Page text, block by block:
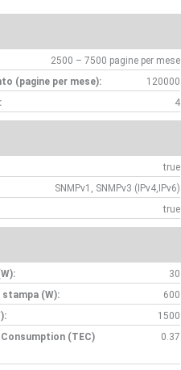
2500 – 7500 pagine per mese
(pagine per mese):
120000
4
true
SNMPv1, SNMPv3 (IPv4,IPv6)
true
30
(W):
600
1500
(TEC)
0.37